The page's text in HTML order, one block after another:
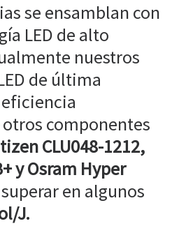
se ensamblan con
LED de alto
nuestros
de última
componentes
CLU048-1212,
y Osram Hyper
en algunos
J.